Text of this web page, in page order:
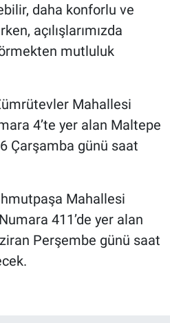
daha konforlu ve
açılışlarımızda
mutluluk
Mahallesi
4’te yer alan Maltepe
Çarşamba günü saat
Mahallesi
411’de yer alan
Perşembe günü saat